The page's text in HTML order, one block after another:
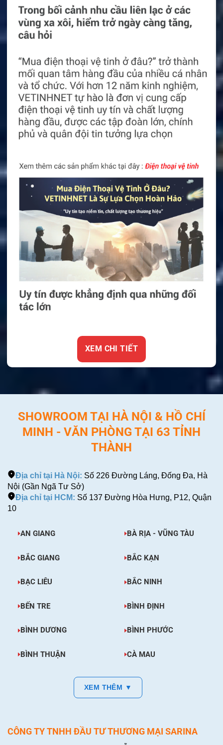
XEM CHI TIẾT
SHOWROOM TẠI HÀ NỘI & HỒ CHÍ
MINH - VĂN PHÒNG TẠI 63 TỈNH
THÀNH
Địa chỉ tại Hà Nội: Số 226 Đường Láng, Đống Đa, Hà
Nội (Gần Ngã Tư Sở)
Địa chỉ tại HCM: Số 137 Đường Hòa Hưng, P12, Quận
10
AN GIANG BÀ RỊA - VŨNG TÀU
BẮC GIANG BẮC KẠN
BẠC LIÊU BẮC NINH
BẾN TRE BÌNH ĐỊNH
BÌNH DƯƠNG BÌNH PHƯỚC
BÌNH THUẬN CÀ MAU
XEM THÊM ▼
CÔNG TY TNHH ĐẦU TƯ THƯƠNG MẠI SARINA